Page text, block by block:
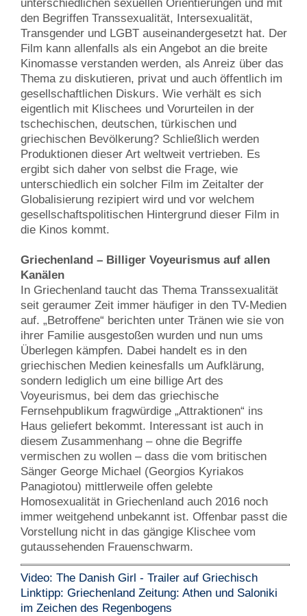
unterschiedlichen sexuellen Orientierungen und mit
den Begriffen Transsexualität, Intersexualität,
Transgender und LGBT auseinandergesetzt hat. Der
Film kann allenfalls als ein Angebot an die breite
Kinomasse verstanden werden, als Anreiz über das
Thema zu diskutieren, privat und auch öffentlich im
gesellschaftlichen Diskurs. Wie verhält es sich
eigentlich mit Klischees und Vorurteilen in der
tschechischen, deutschen, türkischen und
griechischen Bevölkerung? Schließlich werden
Produktionen dieser Art weltweit vertrieben. Es
ergibt sich daher von selbst die Frage, wie
unterschiedlich ein solcher Film im Zeitalter der
Globalisierung rezipiert wird und vor welchem
gesellschaftspolitischen Hintergrund dieser Film in
die Kinos kommt.
Griechenland – Billiger Voyeurismus auf allen
Kanälen
In Griechenland taucht das Thema Transsexualität
seit geraumer Zeit immer häufiger in den TV-Medien
auf. „Betroffene“ berichten unter Tränen wie sie von
ihrer Familie ausgestoßen wurden und nun ums
Überlegen kämpfen. Dabei handelt es in den
griechischen Medien keinesfalls um Aufklärung,
sondern lediglich um eine billige Art des
Voyeurismus, bei dem das griechische
Fernsehpublikum fragwürdige „Attraktionen“ ins
Haus geliefert bekommt. Interessant ist auch in
diesem Zusammenhang – ohne die Begriffe
vermischen zu wollen – dass die vom britischen
Sänger George Michael (Georgios Kyriakos
Panagiotou) mittlerweile offen gelebte
Homosexualität in Griechenland auch 2016 noch
immer weitgehend unbekannt ist. Offenbar passt die
Vorstellung nicht in das gängige Klischee vom
gutaussehenden Frauenschwarm.
Video: The Danish Girl - Trailer auf Griechisch
Linktipp: Griechenland Zeitung: Athen und Saloniki
im Zeichen des Regenbogens